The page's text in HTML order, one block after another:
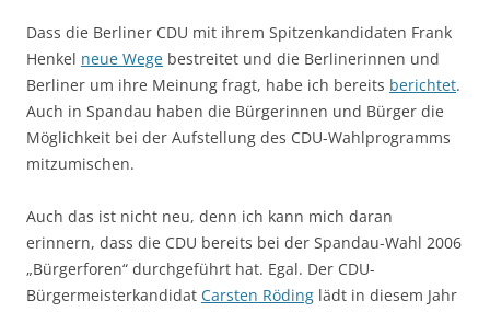
Dass die Berliner CDU mit ihrem Spitzenkandidaten Frank
Henkel neue Wege bestreitet und die Berlinerinnen und
Berliner um ihre Meinung fragt, habe ich bereits berichtet.
Auch in Spandau haben die Bürgerinnen und Bürger die
Möglichkeit bei der Aufstellung des CDU-Wahlprogramms
mitzumischen.
Auch das ist nicht neu, denn ich kann mich daran
erinnern, dass die CDU bereits bei der Spandau-Wahl 2006
„Bürgerforen“ durchgeführt hat. Egal. Der CDU-
Bürgermeisterkandidat Carsten Röding lädt in diesem Jahr